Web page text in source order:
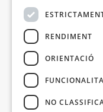
RENDIMENT
ORIENTACIÓ
NO